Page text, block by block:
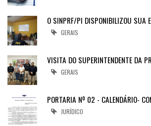
O SINPRF/PI DISPONIBILIZOU SUA
GERAIS
VISITA DO SUPERINTENDENTE DA
GERAIS
PORTARIA Nº 02 - CALENDÁRIO-
JURÍDICO